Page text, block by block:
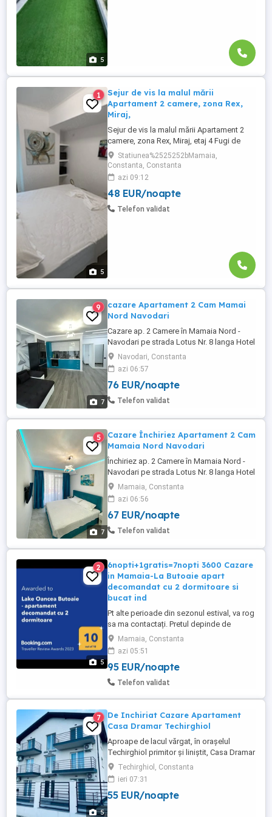
5
5
1
Sejur de vis la malul mării
Apartament 2 camere, zona Rex,
Miraj,
Sejur de vis la malul mării Apartament 2
camere, zona Rex, Miraj, etaj 4 Fugi de
agitația zilnică și bucură-te de răsfăț la
înălțime, în inima stațiunii! Îți propunem un
apartament cochet cu 2 camere, situat la
mai apreciate locații din zona Rex la doar
...
Statiunea%2525252bMamaia,
Constanta, Constanta
azi 09:12
48 EUR/noapte
Telefon validat
7
9
cazare Apartament 2 Cam Mamai
Nord Navodari
Cazare ap. 2 Camere în Mamaia Nord -
Navodari pe strada Lotus Nr. 8 langa Hotel
Opera si White Tower , langa cluburi , loc
de parcare Privat. Cei care nu au o parcare
este o mare problema cu parcarea în
zona, 100m de plaja .Luni-Miercuri 400
noapte -,Joi Vineri Sambata Duminica 500
Navodari, Constanta
azi 06:57
76 EUR/noapte
Telefon validat
7
5
Cazare Închiriez Apartament 2 Cam
Mamaia Nord Navodari
Închiriez ap. 2 Camere în Mamaia Nord -
Navodari pe strada Lotus Nr. 8 langa Hotel
Opera si White Tower , langa cluburi , loc
de parcare Privat. Cei care nu au o parcare
este o mare problema cu parcarea în
zona, 100m de plaja .Luni-Miercuri 400
noapte ,Joi Vineri Sambata Duminica 500
Mamaia, Constanta
azi 06:56
67 EUR/noapte
Telefon validat
5
2
6nopti+1gratis=7nopti 3600 Cazare
in Mamaia-La Butoaie apart
decomandat cu 2 dormitoare si
bucat ind
Pt alte perioade din sezonul estival, va rog
sa ma contactați. Pretul depinde de
perioada pe care o doriti si de nr de nopți.
Preturile sunt pentru ocuparea
apartamentului de catre max 4 persoane.
Pentru 5 persoane se mai adauga 50 de lei
pe noapte. Capacitatea maximă de cazare
Mamaia, Constanta
azi 05:51
95 EUR/noapte
Telefon validat
5
7
De Inchiriat Cazare Apartament
Casa Dramar Techirghiol
Aproape de lacul vărgat, în orașelul
Techirghiol primitor și liniștit, Casa Dramar
își deschide porțile cu mult entuziasm și
dorința de a oferi oaspeților vacanțe de
neuitat. Casa Dramar vă pune la dispoziție
apartamente confortabile și moderne.
Techirghiol, Constanta
ieri 07:31
55 EUR/noapte